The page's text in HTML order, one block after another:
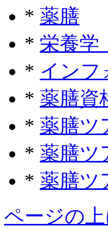
* 薬膳
* 栄養学
* インフ
* 薬膳資
* 薬膳ツ
* 薬膳ツ
* 薬膳ツ
ページの